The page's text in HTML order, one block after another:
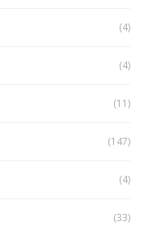
(4)
(4)
(11)
(147)
(4)
(33)